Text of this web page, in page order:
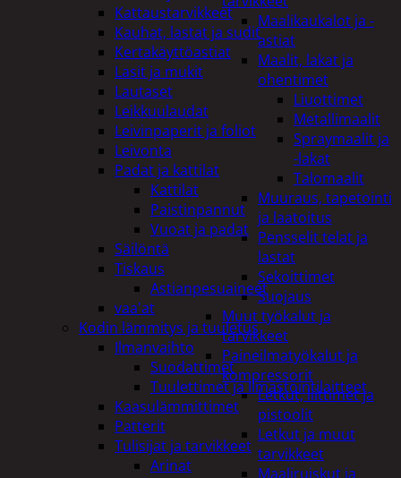
Maalikaukalot ja -
astiat
Maalit, lakat ja
ohentimet
Liuottimet
Metallimaalit
Spraymaalit ja
-lakat
Talomaalit
Muuraus, tapetointi
ja laatoitus
Pensselit telat ja
lastat
Sekoittimet
Suojaus
Muut työkalut ja
tarvikkeet
Paineilmatyökalut ja
kompressorit
Letkut, liittimet ja
pistoolit
Letkut ja muut
tarvikkeet
Maaliruiskut ja
Kattaustarvikkeet
Kauhat, lastat ja sudit
Kertakäyttöastiat
Lasit ja mukit
Lautaset
Leikkuulaudat
Leivinpaperit ja foliot
Leivonta
Padat ja kattilat
Kattilat
Paistinpannut
Vuoat ja padat
Säilöntä
Tiskaus
Astianpesuaineet
vaa'at
Kodin lämmitys ja tuuletus
Ilmanvaihto
Suodattimet
Tuulettimet ja Ilmastointilaitteet
Kaasulämmittimet
Patterit
Tulisijat ja tarvikkeet
Arinat